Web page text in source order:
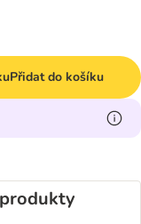
Přidat do košíku